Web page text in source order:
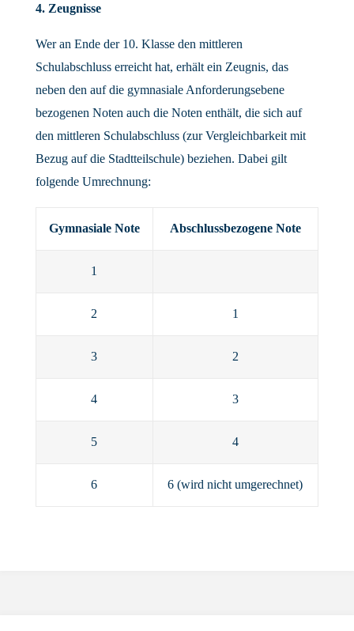
4. Zeugnisse
Wer an Ende der 10. Klasse den mittleren
Schulabschluss erreicht hat, erhält ein Zeugnis, das
neben den auf die gymnasiale Anforderungsebene
bezogenen Noten auch die Noten enthält, die sich auf
den mittleren Schulabschluss (zur Vergleichbarkeit mit
Bezug auf die Stadtteilschule) beziehen. Dabei gilt
folgende Umrechnung:
Gymnasiale Note Abschlussbezogene Note
1
2 1
3 2
4 3
5 4
6 6 (wird nicht umgerechnet)